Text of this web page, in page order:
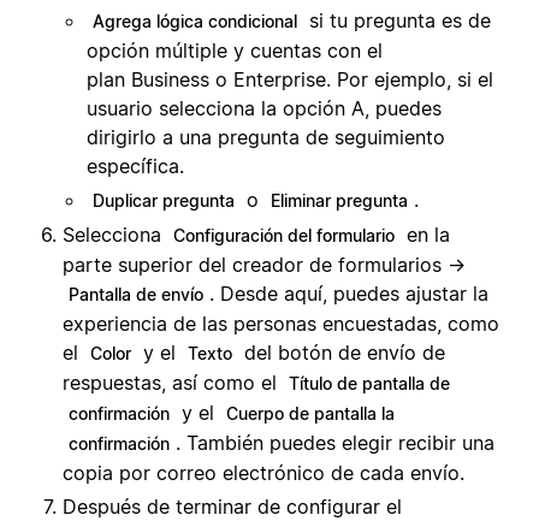
Agrega lógica condicional
si tu pregunta es de
opción múltiple y cuentas con el
plan Business o Enterprise. Por ejemplo, si el
usuario selecciona la opción A, puedes
dirigirlo a una pregunta de seguimiento
específica.
Duplicar pregunta o Eliminar pregunta .
Selecciona
Configuración del formulario en la
parte superior del creador de formularios →
Pantalla de envío . Desde aquí, puedes ajustar la
experiencia de las personas encuestadas, como
el
Color y el Texto del botón de envío de
respuestas, así como el
Título de pantalla de
confirmación y el
Cuerpo de pantalla la
confirmación . También puedes elegir recibir una
copia por correo electrónico de cada envío.
Después de terminar de configurar el